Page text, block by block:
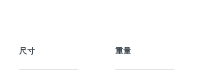
尺寸 重量